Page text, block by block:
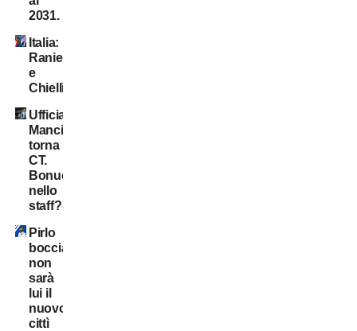
2031.
Italia:
Ranieri
e
Chiellini?
Ufficiale:
Mancini
torna
CT.
Bonucci
nello
staff?
Pirlo
bocciato:
non
sarà
lui il
nuovo
cittì